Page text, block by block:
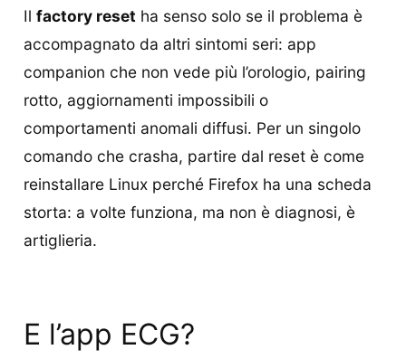
Il factory reset ha senso solo se il problema è
accompagnato da altri sintomi seri: app
companion che non vede più l’orologio, pairing
rotto, aggiornamenti impossibili o
comportamenti anomali diffusi. Per un singolo
comando che crasha, partire dal reset è come
reinstallare Linux perché Firefox ha una scheda
storta: a volte funziona, ma non è diagnosi, è
artiglieria.
E l’app ECG?